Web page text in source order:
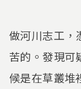
做河川志工，
苦的。發現可
候是在草叢堆